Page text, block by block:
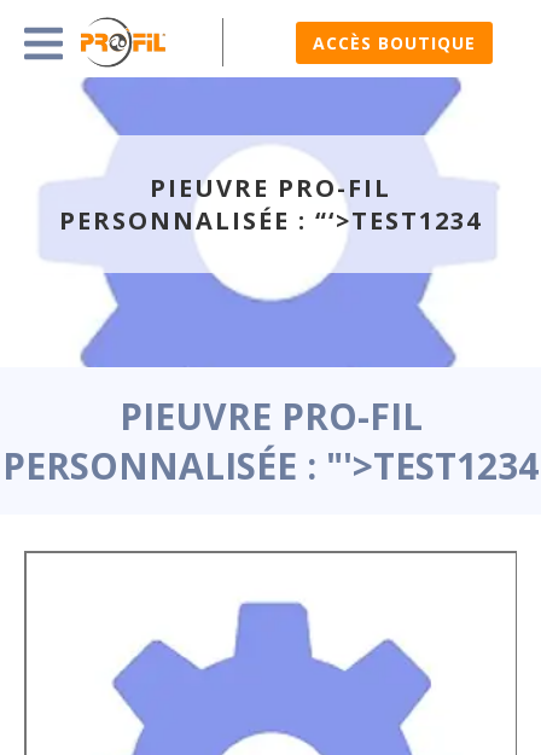
ACCÈS BOUTIQUE
PIEUVRE PRO-FIL
PERSONNALISÉE : “‘>TEST1234
PIEUVRE PRO-FIL
PERSONNALISÉE : "'>TEST1234